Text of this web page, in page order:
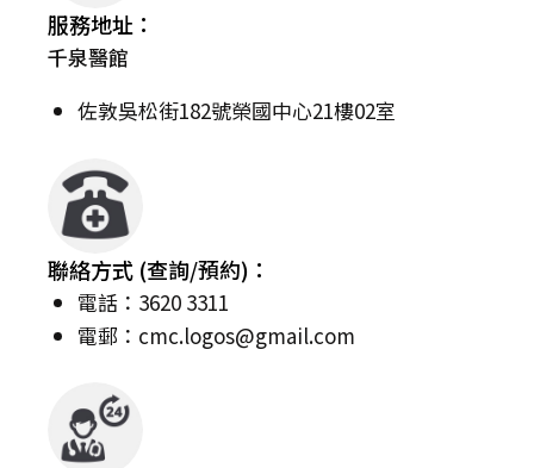
服務地址：
千泉醫館
佐敦吳松街182號榮國中心21樓02室
聯絡方式 (查詢/預約)：
電話：3620 3311
電郵： cmc.logos@gmail.com